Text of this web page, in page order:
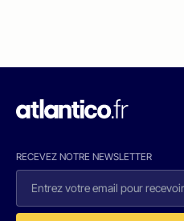
RECEVEZ NOTRE NEWSLETTER